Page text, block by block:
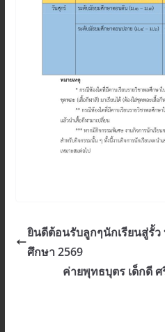
ยินดีต้อนรับลูกๆนักเรียนสู่รั้ว
ศึกษา 2569
ค่ายพุทธบุตร เด็กดี